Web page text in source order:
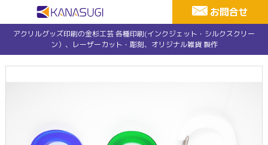
お問合せ
アクリルグッズ印刷の金杉工芸 各種印刷(インクジェット・シルクスクリー
ン）、レーザーカット・彫刻、オリジナル雑貨 製作